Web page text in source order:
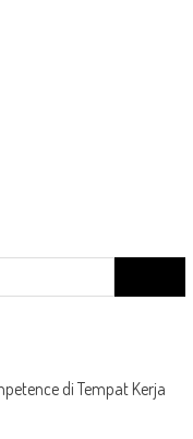
for:
di Tempat Kerja